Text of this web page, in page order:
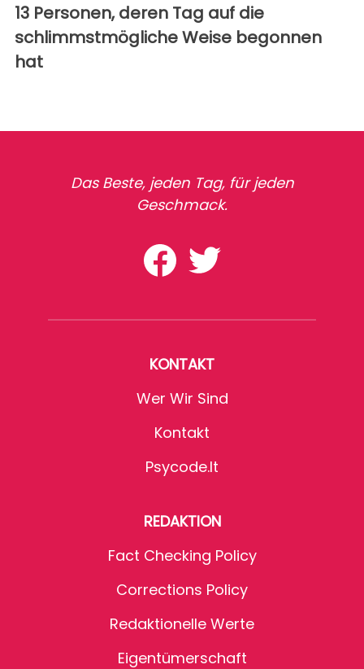
13 Personen, deren Tag auf die
schlimmstmögliche Weise begonnen
hat
Das Beste, jeden Tag, für jeden
Geschmack.
KONTAKT
Wer Wir Sind
Kontakt
Psycode.it
REDAKTION
Fact Checking Policy
Corrections Policy
Redaktionelle Werte
Eigentümerschaft